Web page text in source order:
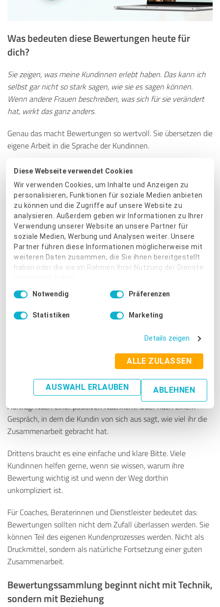
Diese Webseite verwendet Cookies
Wir verwenden Cookies, um Inhalte und Anzeigen zu
personalisieren, Funktionen für soziale Medien anbieten
zu können und die Zugriffe auf unsere Website zu
analysieren. Außerdem geben wir Informationen zu Ihrer
Verwendung unserer Website an unsere Partner für
soziale Medien, Werbung und Analysen weiter. Unsere
Partner führen diese Informationen möglicherweise mit
weiteren Daten zusammen, die Sie ihnen bereitgestellt
haben oder die sie im Rahmen Ihrer Nutzung der Dienste
Impressum|Datenschutzbestimmungen
Notwendig Präferenzen
Statistiken Marketing
Details zeigen
ALLE ZULASSEN
AUSWAHL ERLAUBEN ABLEHNEN
Was bedeuten diese Bewertungen heute für
dich?
Sie zeigen, was meine Kundinnen erlebt haben. Das kann ich
selbst gar nicht so stark sagen, wie sie es sagen können.
Wenn andere Frauen beschreiben, was sich für sie verändert
hat, wirkt das ganz anders.
Genau das macht Bewertungen so wertvoll. Sie übersetzen die
eigene Arbeit in die Sprache der Kundinnen.
Unternehmen können viel über sich selbst schreiben. Dass sie
professionell sind. Dass sie unterstützen. Dass sie gute
Ergebnisse liefern. Aber wenn Kundinnen erzählen, was sie
erlebt haben, entsteht eine andere Form von Glaubwürdigkeit.
Was andere Selbstständige von Michaela lernen
können
Michaelas Beispiel zeigt nicht einfach nur, dass man viele
Bewertungssammlung dann besonders gut funktioniert, wenn
drei Dinge zusammenkommen:
Erstens braucht es zufriedene Kundinnen. Ohne echte
Erfahrung gibt es auch kein echtes Feedback.
Zweitens braucht es den richtigen Moment. Unternehmen
sollten sich bewusst anschauen, an welchen Punkten im
Kundenkontakt Feedback ganz natürlich entstehen kann.
Nach einem Erfolgserlebnis. Nach einem abgeschlossenen
Auftrag. Nach einer positiven Nachricht. Oder nach einem
Gespräch, in dem die Kundin von sich aus sagt, wie viel ihr die
Zusammenarbeit gebracht hat.
Drittens braucht es eine einfache und klare Bitte. Viele
Kundinnen helfen gerne, wenn sie wissen, warum ihre
Bewertung wichtig ist und wenn der Weg dorthin
unkompliziert ist.
Für Coaches, Beraterinnen und Dienstleister bedeutet das:
Bewertungen sollten nicht dem Zufall überlassen werden. Sie
können Teil des eigenen Kundenprozesses werden. Nicht als
Druckmittel, sondern als natürliche Fortsetzung einer guten
Zusammenarbeit.
Bewertungssammlung beginnt nicht mit Technik,
sondern mit Beziehung